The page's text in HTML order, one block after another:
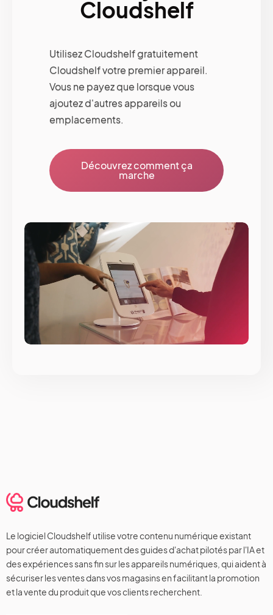
Cloudshelf
Utilisez Cloudshelf gratuitement
Cloudshelf votre premier appareil.
Vous ne payez que lorsque vous
ajoutez d'autres appareils ou
emplacements.
Découvrez comment ça
marche
Le logiciel Cloudshelf utilise votre contenu numérique existant
pour créer automatiquement des guides d'achat pilotés par l'IA et
des expériences sans fin sur les appareils numériques, qui aident à
sécuriser les ventes dans vos magasins en facilitant la promotion
et la vente du produit que vos clients recherchent.